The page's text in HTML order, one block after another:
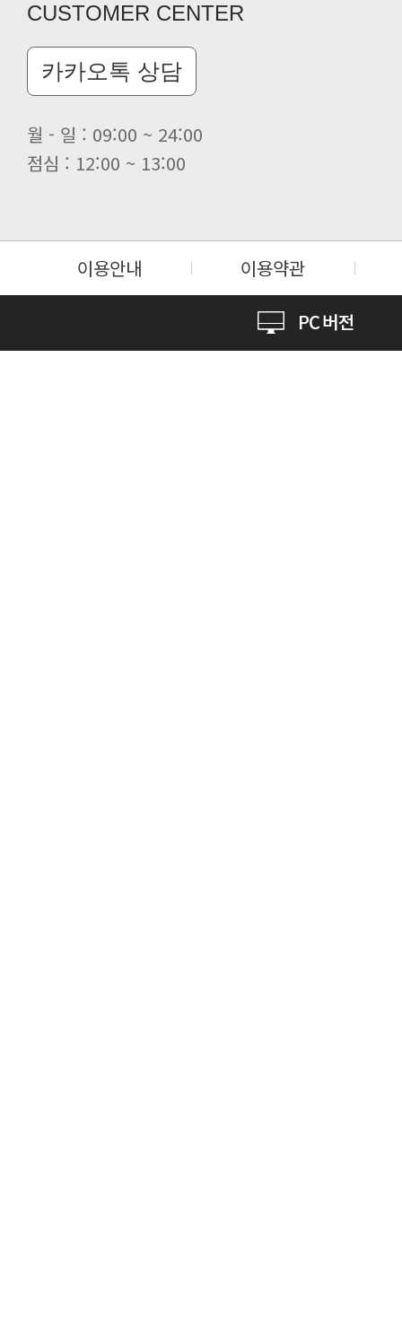
CUSTOMER CENTER
카카오톡 상담
월 - 일 : 09:00 ~ 24:00
점심 : 12:00 ~ 13:00
이용안내 이용약관